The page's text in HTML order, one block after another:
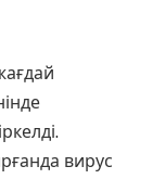
вирус